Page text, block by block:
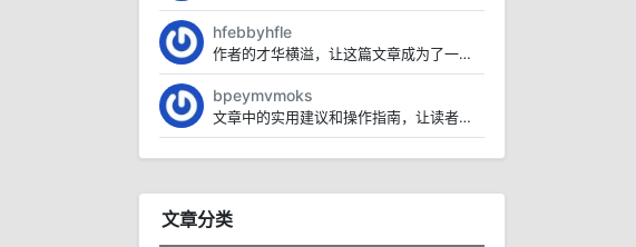
hfebbyhfle
作者的才华横溢，让这篇文章成为了一篇不可多得的艺术品。
bpeymvmoks
文章中的实用建议和操作指南，让读者受益匪浅，值得珍藏。
文章分类